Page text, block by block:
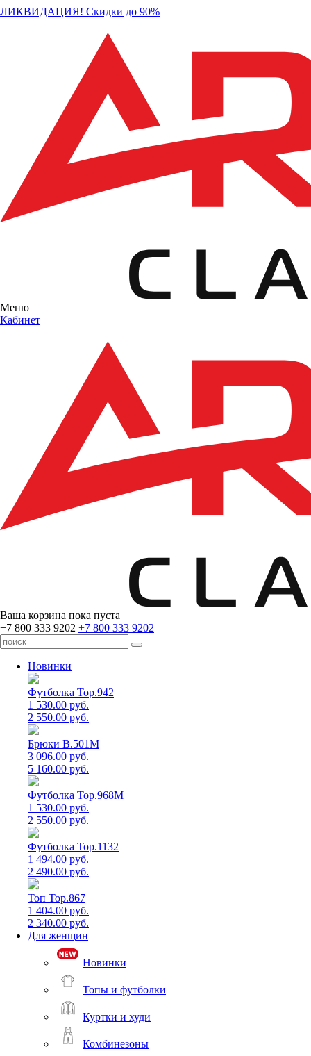
ЛИКВИДАЦИЯ! Скидки до 90%
Меню
Кабинет
Ваша корзина пока пуста
+7 800 333 9202 +7 800 333 9202
Новинки
Футболка Top.942
1 530.00 руб.
2 550.00 руб.
Брюки B.501M
3 096.00 руб.
5 160.00 руб.
Футболка Top.968M
1 530.00 руб.
2 550.00 руб.
Футболка Top.1132
1 494.00 руб.
2 490.00 руб.
Топ Top.867
1 404.00 руб.
2 340.00 руб.
Для женщин
Новинки
Топы и футболки
Куртки и худи
Комбинезоны